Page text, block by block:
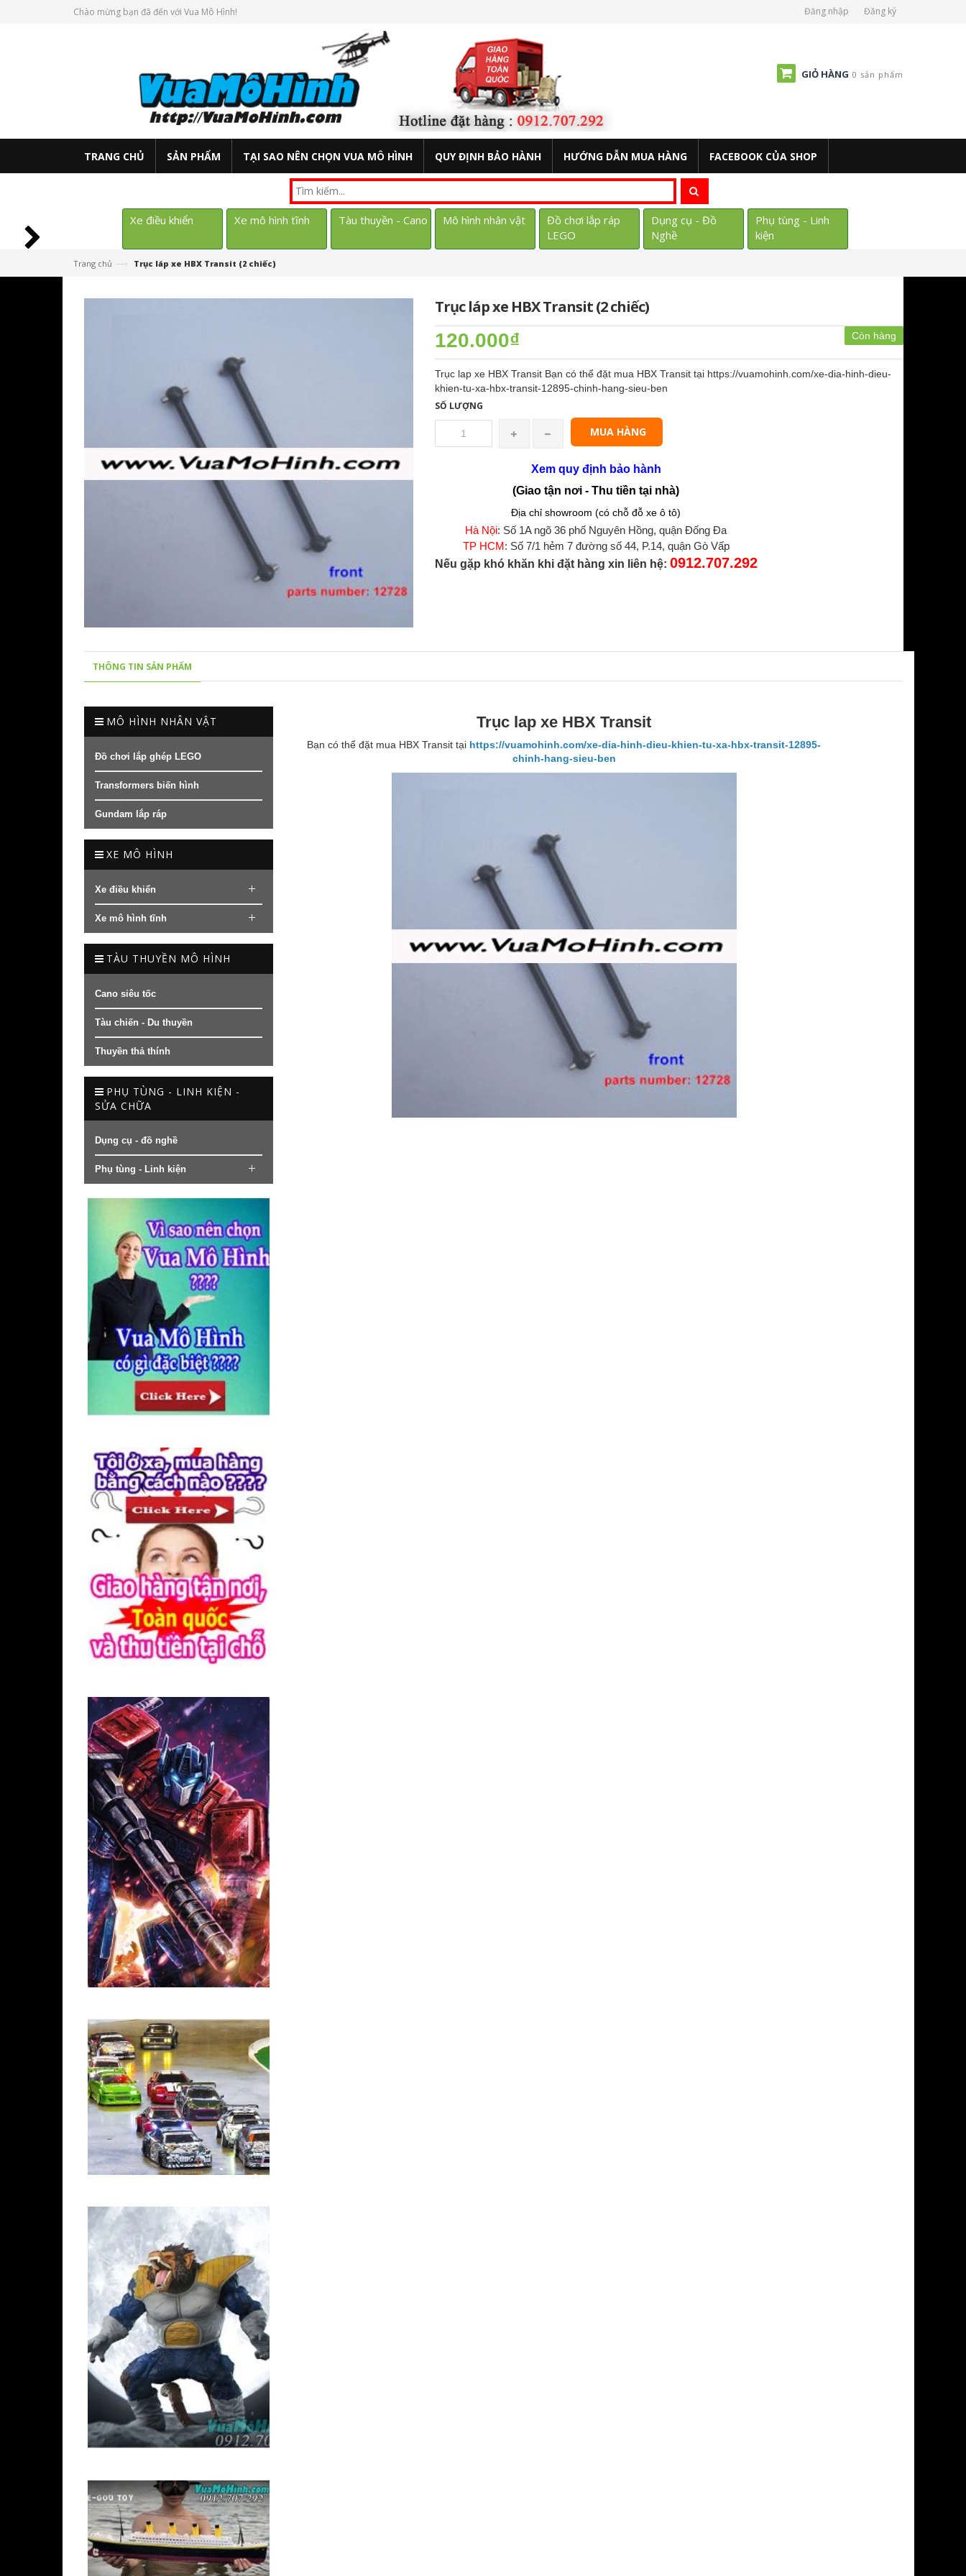
Chào mừng bạn đã đến với Vua Mô Hình! Đăng nhập Đăng ký
GIỎ HÀNG 0 sản phẩm
TRANG CHỦ SẢN PHẨM TẠI SAO NÊN CHỌN VUA MÔ HÌNH QUY ĐỊNH BẢO HÀNH HƯỚNG DẪN MUA HÀNG FACEBOOK CỦA SHOP
Xe điều khiển Xe mô hình tĩnh Tàu thuyền - Cano Mô hình nhân vật
Đồ chơi lắp ráp
LEGO
Dụng cụ - Đồ
Nghề
Phụ tùng - Linh
kiện
Trang chủ —› Trục láp xe HBX Transit (2 chiếc)
Trục láp xe HBX Transit (2 chiếc)
Còn hàng
120.000₫
Trục lap xe HBX Transit Bạn có thể đặt mua HBX Transit tại https://vuamohinh.com/xe-dia-hinh-dieu-
khien-tu-xa-hbx-transit-12895-chinh-hang-sieu-ben
SỐ LƯỢNG
MUA HÀNG
Xem quy định bảo hành
(Giao tận nơi - Thu tiền tại nhà)
Địa chỉ showroom (có chỗ đỗ xe ô tô)
Hà Nội: Số 1A ngõ 36 phố Nguyên Hồng, quận Đống Đa
TP HCM: Số 7/1 hẻm 7 đường số 44, P.14, quận Gò Vấp
Nếu gặp khó khăn khi đặt hàng xin liên hệ: 0912.707.292
THÔNG TIN SẢN PHẨM
MÔ HÌNH NHÂN VẬT
Đồ chơi lắp ghép LEGO
Transformers biến hình
Gundam lắp ráp
XE MÔ HÌNH
Xe điều khiển
Xe mô hình tĩnh
TÀU THUYỀN MÔ HÌNH
Cano siêu tốc
Tàu chiến - Du thuyền
Thuyền thả thính
PHỤ TÙNG - LINH KIỆN -
SỬA CHỮA
Dụng cụ - đồ nghề
Phụ tùng - Linh kiện
Trục lap xe HBX Transit
Bạn có thể đặt mua HBX Transit tại https://vuamohinh.com/xe-dia-hinh-dieu-khien-tu-xa-hbx-transit-12895-
chinh-hang-sieu-ben